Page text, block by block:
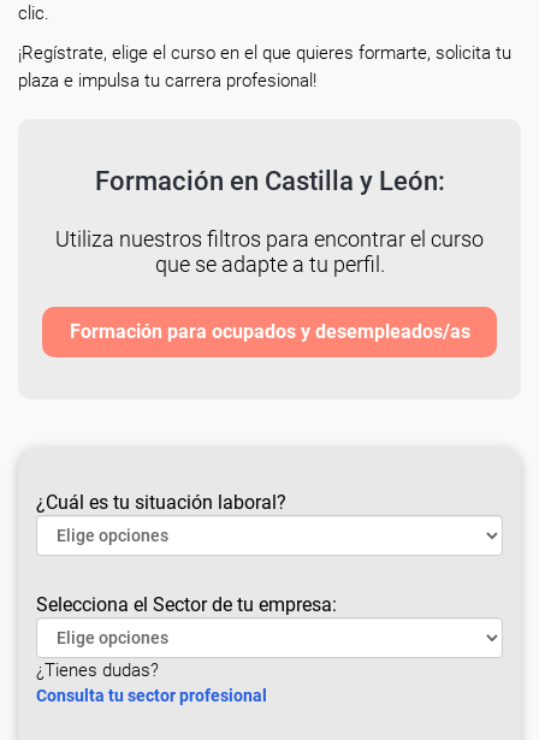
clic.
¡Regístrate, elige el curso en el que quieres formarte, solicita tu
plaza e impulsa tu carrera profesional!
Formación en Castilla y León:
Utiliza nuestros filtros para encontrar el curso
que se adapte a tu perfil.
Formación para ocupados y desempleados/as
¿Cuál es tu situación laboral?
Selecciona el Sector de tu empresa:
¿Tienes dudas?
Consulta tu sector profesional